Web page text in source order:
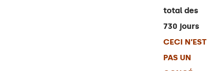
total des
730 jours
CECI N’EST
PAS UN